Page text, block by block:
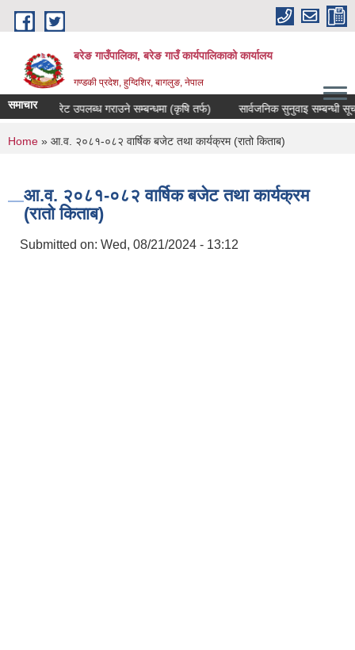
Skip to main content
बरेङ गाउँपालिका, बरेङ गाउँ कार्यपालिकाको कार्यालय
गण्डकी प्रदेश, हुग्दिशिर, बागलुङ, नेपाल
समाचारदररेट उपलब्ध गराउने सम्बन्धमा (कृषि तर्फ) सार्वजनिक सुनुवाइ सम्बन्धी सूचना
You are here
Home » आ.व. २०८१-०८२ वार्षिक बजेट तथा कार्यक्रम (रातो किताब)
आ.व. २०८१-०८२ वार्षिक बजेट तथा कार्यक्रम
(रातो किताब)
Submitted on: Wed, 08/21/2024 - 13:12